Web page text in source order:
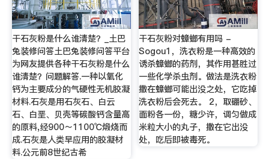
干石灰粉是什么谁清楚？_土巴
兔装修问答土巴兔装修问答平台
为网友提供各种干石灰粉是什么
谁清楚？问题解答.一种以氧化
钙为主要成分的气硬性无机胶凝
材料.石灰是用石灰石、白云
石、白垩、贝壳等碳酸钙含量高
的原料,经900～1100℃煅烧而
成.石灰是人类早应用的胶凝材
料.公元前8世纪古希
干石灰粉对蟑螂有用吗 -
Sogou1，洗衣粉是一种高效的
诱杀蟑螂的药剂，其作用甚胜过
一些化学杀虫剂。做法是洗衣粉
撒在蟑螂可能出没之处，它吃掉
洗衣粉后会死去。 2，取硼砂、
面粉各一份，糖少许，调匀做成
米粒大小的丸子，撒在它出没
处，吃后即被毒死。